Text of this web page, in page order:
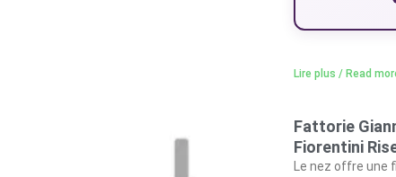
Lire plus / Read
Fattorie
Fiorentini
Le nez offre une